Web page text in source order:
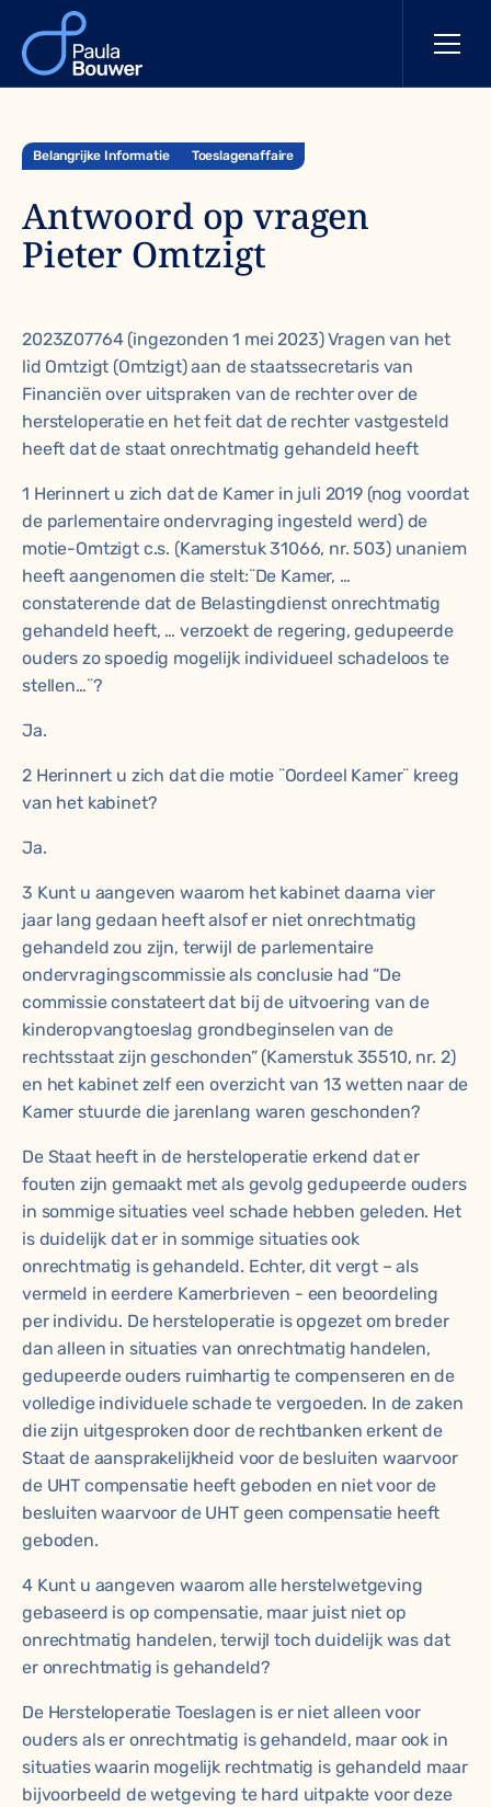
Belangrijke Informatie Toeslagenaffaire
Antwoord op vragen
Pieter Omtzigt
2023Z07764 (ingezonden 1 mei 2023) Vragen van het
lid Omtzigt (Omtzigt) aan de staatssecretaris van
Financiën over uitspraken van de rechter over de
hersteloperatie en het feit dat de rechter vastgesteld
heeft dat de staat onrechtmatig gehandeld heeft
1 Herinnert u zich dat de Kamer in juli 2019 (nog voordat
de parlementaire ondervraging ingesteld werd) de
motie-Omtzigt c.s. (Kamerstuk 31066, nr. 503) unaniem
heeft aangenomen die stelt:¨De Kamer, …
constaterende dat de Belastingdienst onrechtmatig
gehandeld heeft, … verzoekt de regering, gedupeerde
ouders zo spoedig mogelijk individueel schadeloos te
stellen…¨?
Ja.
2 Herinnert u zich dat die motie ¨Oordeel Kamer¨ kreeg
van het kabinet?
Ja.
3 Kunt u aangeven waarom het kabinet daarna vier
jaar lang gedaan heeft alsof er niet onrechtmatig
gehandeld zou zijn, terwijl de parlementaire
ondervragingscommissie als conclusie had “De
commissie constateert dat bij de uitvoering van de
kinderopvangtoeslag grondbeginselen van de
rechtsstaat zijn geschonden” (Kamerstuk 35510, nr. 2)
en het kabinet zelf een overzicht van 13 wetten naar de
Kamer stuurde die jarenlang waren geschonden?
De Staat heeft in de hersteloperatie erkend dat er
fouten zijn gemaakt met als gevolg gedupeerde ouders
in sommige situaties veel schade hebben geleden. Het
is duidelijk dat er in sommige situaties ook
onrechtmatig is gehandeld. Echter, dit vergt – als
vermeld in eerdere Kamerbrieven - een beoordeling
per individu. De hersteloperatie is opgezet om breder
dan alleen in situaties van onrechtmatig handelen,
gedupeerde ouders ruimhartig te compenseren en de
volledige individuele schade te vergoeden. In de zaken
die zijn uitgesproken door de rechtbanken erkent de
Staat de aansprakelijkheid voor de besluiten waarvoor
de UHT compensatie heeft geboden en niet voor de
besluiten waarvoor de UHT geen compensatie heeft
geboden.
4 Kunt u aangeven waarom alle herstelwetgeving
gebaseerd is op compensatie, maar juist niet op
onrechtmatig handelen, terwijl toch duidelijk was dat
er onrechtmatig is gehandeld?
De Hersteloperatie Toeslagen is er niet alleen voor
ouders als er onrechtmatig is gehandeld, maar ook in
situaties waarin mogelijk rechtmatig is gehandeld maar
bijvoorbeeld de wetgeving te hard uitpakte voor deze